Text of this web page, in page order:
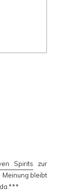
Spirits zur
Meinung bleibt